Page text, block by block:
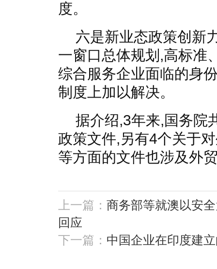
度。
六是新业态政策创新
一窗口总体规划,高标准
综合服务企业面临的身
制度上加以解决。
据介绍,3年来,国务院
政策文件,另有4个关于
等方面的文件也涉及外
上一篇： 商务部等就澳以安
回应
下一篇： 中国企业在印度建